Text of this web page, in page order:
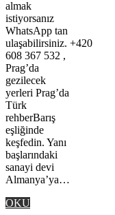
almak
istiyorsanız
WhatsApp tan
ulaşabilirsiniz. +420
608 367 532 ,
Prag’da
gezilecek
yerleri Prag’da
Türk
rehberBarış
eşliğinde
keşfedin. Yanı
başlarındaki
sanayi devi
Almanya’ya…
OKU